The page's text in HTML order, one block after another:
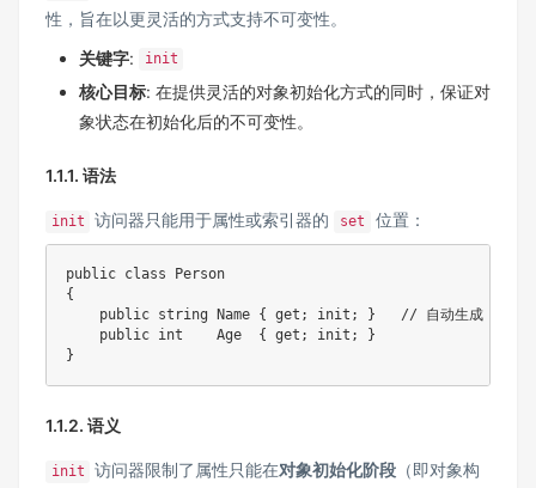
性，旨在以更灵活的方式支持不可变性。
关键字: init
核心目标: 在提供灵活的对象初始化方式的同时，保证对
象状态在初始化后的不可变性。
1.1.1. 语法
init 访问器只能用于属性或索引器的 set 位置：
public class Person
{
public string Name { get; init; }   // 自动生成
    public int    Age  { get; init; }
1.1.2. 语义
init 访问器限制了属性只能在对象初始化阶段 （即对象构